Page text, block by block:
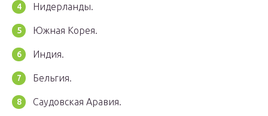
Нидерланды.
Южная Корея.
Индия.
Бельгия.
Саудовская Аравия.